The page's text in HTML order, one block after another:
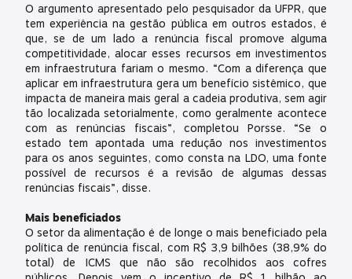
O argumento apresentado pelo pesquisador da UFPR, que
tem experiência na gestão pública em outros estados, é
que, se de um lado a renúncia fiscal promove alguma
competitividade, alocar esses recursos em investimentos
em infraestrutura fariam o mesmo. “Com a diferença que
aplicar em infraestrutura gera um benefício sistêmico, que
impacta de maneira mais geral a cadeia produtiva, sem agir
tão localizada setorialmente, como geralmente acontece
com as renúncias fiscais”, completou Porsse. “Se o
estado tem apontada uma redução nos investimentos
para os anos seguintes, como consta na LDO, uma fonte
possível de recursos é a revisão de algumas dessas
renúncias fiscais”, disse.
Mais beneficiados
O setor da alimentação é de longe o mais beneficiado pela
política de renúncia fiscal, com R$ 3,9 bilhões (38,9% do
total) de ICMS que não são recolhidos aos cofres